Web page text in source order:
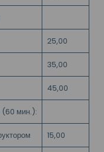
25,00
35,00
45,00
(60 мин.):
15,00